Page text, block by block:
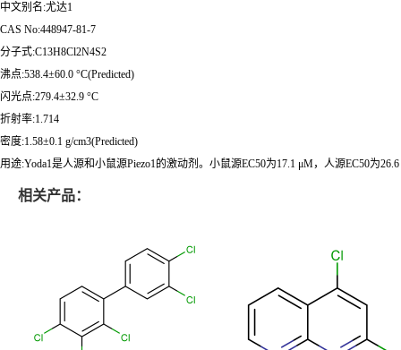
中文别名:尤达1
CAS No:448947-81-7
分子式:C13H8Cl2N4S2
沸点:538.4±60.0 °C(Predicted)
闪光点:279.4±32.9 °C
折射率:1.714
密度:1.58±0.1 g/cm3(Predicted)
用途:Yoda1是人源和小鼠源Piezo1的激动剂。小鼠源EC50为17.1 μM，人源EC50为
相关产品：